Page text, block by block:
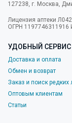
127238, г. Москва,
Лицензия аптеки
ОГРН 1197746311916
УДОБНЫЙ СЕРВИС
Доставка и оплата
Обмен и возврат
Заказ и поиск редких
Оптовым клиентам
Статьи